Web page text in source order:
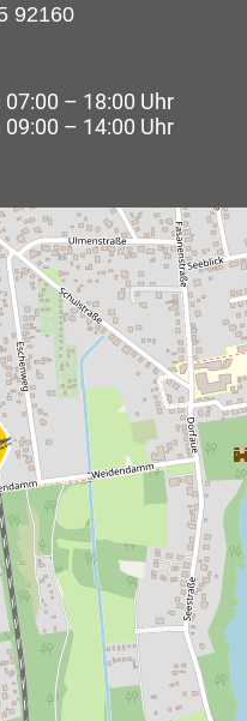
92160
07:00 – 18:00 Uhr
09:00 – 14:00 Uhr